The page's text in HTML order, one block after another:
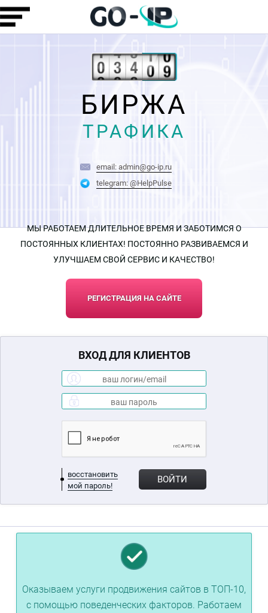
БИРЖА
ТРАФИКА
email: admin@go-ip.ru
telegram: @HelpPulse
МЫ РАБОТАЕМ ДЛИТЕЛЬНОЕ ВРЕМЯ И ЗАБОТИМСЯ О
ПОСТОЯННЫХ КЛИЕНТАХ! ПОСТОЯННО РАЗВИВАЕМСЯ И
УЛУЧШАЕМ СВОЙ СЕРВИС И КАЧЕСТВО!
РЕГИСТРАЦИЯ НА САЙТЕ
ВХОД ДЛЯ КЛИЕНТОВ
восстановить
мой пароль!
ВОЙТИ
Оказываем услуги продвижения сайтов в ТОП-10,
с помощью поведенческих факторов. Работаем